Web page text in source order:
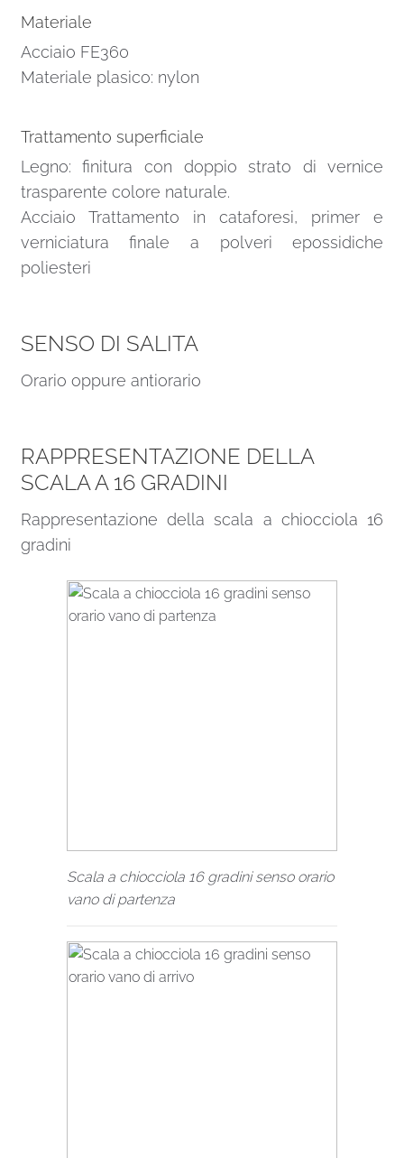
Materiale
Acciaio FE360
Materiale plasico: nylon
Trattamento superficiale
Legno: finitura con doppio strato di vernice
trasparente colore naturale.
Acciaio Trattamento in cataforesi, primer e
verniciatura finale a polveri epossidiche
poliesteri
SENSO DI SALITA
Orario oppure antiorario
RAPPRESENTAZIONE DELLA
SCALA A 16 GRADINI
Rappresentazione della scala a chiocciola 16
gradini
Scala a chiocciola 16 gradini senso orario
vano di partenza